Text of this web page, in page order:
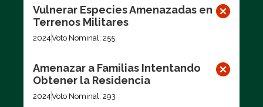
Vulnerar Especies Amenazadas en
Terrenos Militares
2024Voto Nominal: 255
Amenazar a Familias Intentando
Obtener la Residencia
2024Voto Nominal: 293